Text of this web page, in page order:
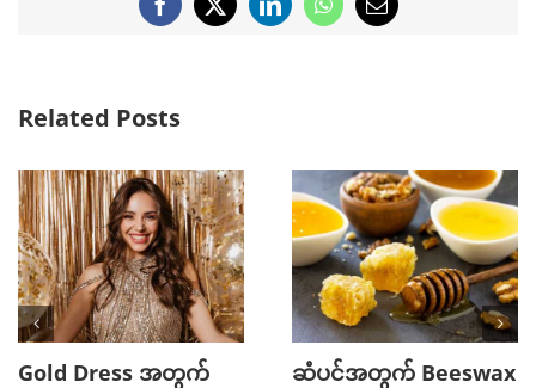
Facebook
X LinkedInWhatsApp
Email
Related Posts
တွက် Beeswax
2025 TikTok မှာ Trend
သ